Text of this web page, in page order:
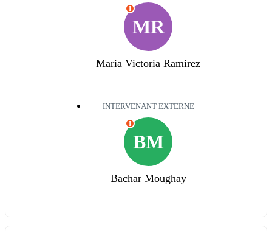
MR
I
Maria Victoria Ramirez
INTERVENANT EXTERNE
BM
I
Bachar Moughay